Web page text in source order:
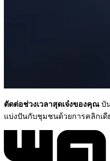
ตัดต่อช่วงเวลาสุดเจ๋งของคุณ บั
แบ่งปันกับชุมชนด้วยการคลิกเดี